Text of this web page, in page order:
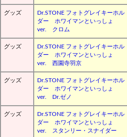
グッズ
Dr.STONE フォトグレイキーホル
ダー ホワイマンといっしょ
ver. クロム
グッズ
Dr.STONE フォトグレイキーホル
ダー ホワイマンといっしょ
ver. 西園寺羽京
グッズ
Dr.STONE フォトグレイキーホル
ダー ホワイマンといっしょ
ver. Dr.ゼノ
グッズ
Dr.STONE フォトグレイキーホル
ダー ホワイマンといっしょ
ver. スタンリー・スナイダー